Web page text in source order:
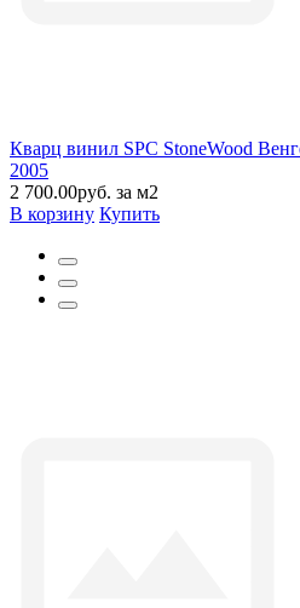
Кварц винил SPC StoneWood
2005
2 700.00руб. за м2
В корзину Купить